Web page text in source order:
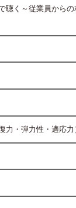
聴く～従業員から
力・弾力性・適応